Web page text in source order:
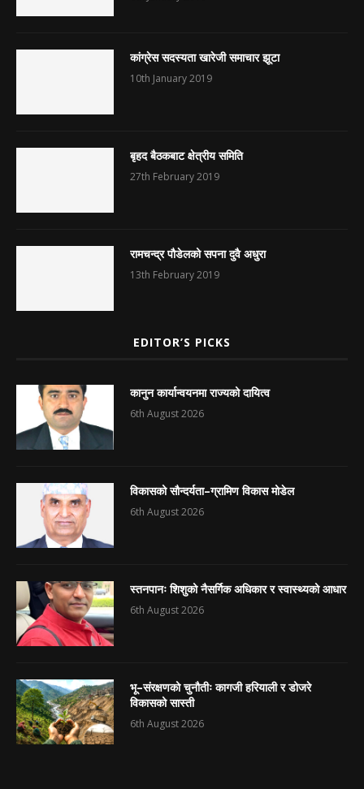
कांग्रेस सदस्यता खारेजी समाचार झूटा
10th January 2019
बृहद बैठकबाट क्षेत्रीय समिति
27th February 2019
रामचन्द्र पौडेलको सपना दुवै अधुरा
13th February 2019
EDITOR’S PICKS
कानुन कार्यान्वयनमा राज्यको दायित्व
6th August 2026
विकासको सौन्दर्यता–ग्रामिण विकास मोडेल
6th August 2026
स्तनपानः शिशुको नैसर्गिक अधिकार र स्वास्थ्यको आधार
6th August 2026
भू–संरक्षणको चुनौतीः कागजी हरियाली र डोजरे
विकासको सास्ती
6th August 2026